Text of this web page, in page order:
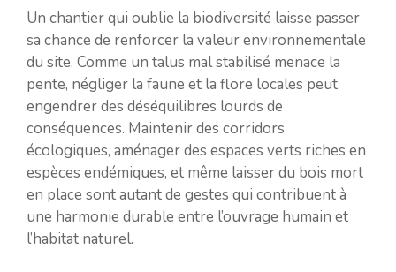
Un chantier qui oublie la biodiversité laisse passer
sa chance de renforcer la valeur environnementale
du site. Comme un talus mal stabilisé menace la
pente, négliger la faune et la flore locales peut
engendrer des déséquilibres lourds de
conséquences. Maintenir des corridors
écologiques, aménager des espaces verts riches en
espèces endémiques, et même laisser du bois mort
en place sont autant de gestes qui contribuent à
une harmonie durable entre l’ouvrage humain et
l’habitat naturel.